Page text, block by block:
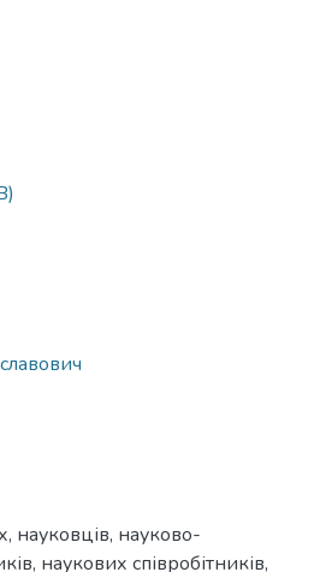
науковців, науково-
наукових співробітників,